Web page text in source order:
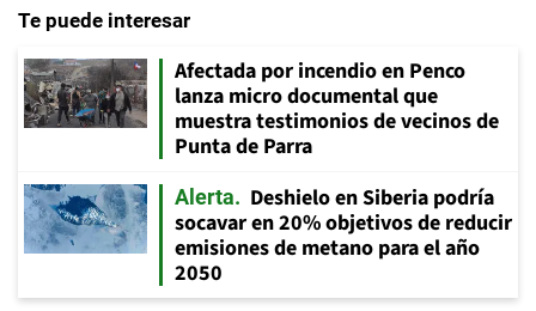
Te puede interesar
Afectada por incendio en Penco
lanza micro documental que
muestra testimonios de vecinos de
Punta de Parra
Alerta
Deshielo en Siberia podría
socavar en 20% objetivos de reducir
emisiones de metano para el año
2050